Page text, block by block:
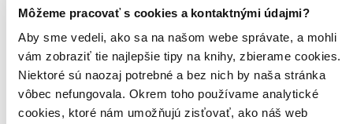
Môžeme pracovať s cookies a kontaktnými údajmi?
Aby sme vedeli, ako sa na našom webe správate, a mohli
vám zobraziť tie najlepšie tipy na knihy, zbierame cookies.
Niektoré sú naozaj potrebné a bez nich by naša stránka
vôbec nefungovala. Okrem toho používame analytické
cookies, ktoré nám umožňujú zisťovať, ako náš web
Ebury Publishing (45 titulov)Ebury Publishing45
Pointa (43 titulov)
HarperCollins (41 titulov)HarperCollins41
BETA - Dobrovský (38 titulov)BETA - Dobrovský38
NOXI (35 titulov)NOXI 35
Práh (35 titulov)Práh
Management Press (35 titulov) Management Press35
Via (34 titulov)Via34